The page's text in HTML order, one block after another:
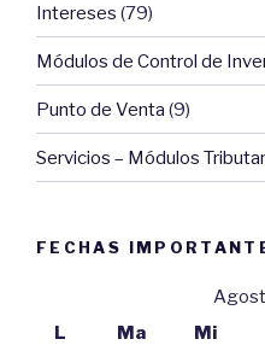
Intereses (79)
Módulos de Control de
Punto de Venta (9)
Servicios – Módulos
FECHAS
L
Ma Mi